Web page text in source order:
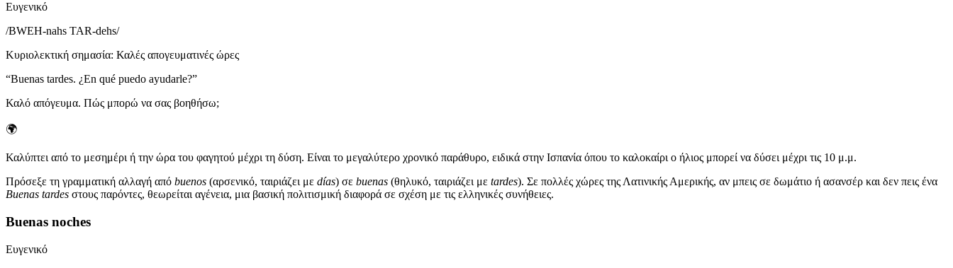
Ευγενικό
/BWEH-nahs TAR-dehs/
Κυριολεκτική σημασία: Καλές απογευματινές ώρες
“Buenas tardes. ¿En qué puedo ayudarle?”
Καλό απόγευμα. Πώς μπορώ να σας βοηθήσω;
🌍
Καλύπτει από το μεσημέρι ή την ώρα του φαγητού μέχρι τη δύση. Είναι το μεγαλύτερο χρονικό παράθυρο, ειδικά στην Ισπανία όπου το καλοκαίρι ο ήλιος μπορεί να δύσει μέχρι τις 10 μ.μ.
Πρόσεξε τη γραμματική αλλαγή από buenos (αρσενικό, ταιριάζει με días) σε buenas (θηλυκό, ταιριάζει με tardes). Σε πολλές χώρες της Λατινικής Αμερικής, αν μπεις σε δωμάτιο ή ασανσέρ και δεν πεις ένα
Buenas tardes στους παρόντες, θεωρείται αγένεια, μια βασική πολιτισμική διαφορά σε σχέση με τις ελληνικές συνήθειες.
Buenas noches
Ευγενικό